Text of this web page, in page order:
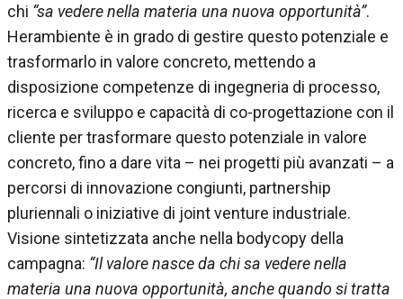
chi “sa vedere nella materia una nuova opportunità”.
Herambiente è in grado di gestire questo potenziale e
trasformarlo in valore concreto, mettendo a
disposizione competenze di ingegneria di processo,
ricerca e sviluppo e capacità di co-progettazione con il
cliente per trasformare questo potenziale in valore
concreto, fino a dare vita – nei progetti più avanzati – a
percorsi di innovazione congiunti, partnership
pluriennali o iniziative di joint venture industriale.
Visione sintetizzata anche nella bodycopy della
campagna: “Il valore nasce da chi sa vedere nella
materia una nuova opportunità, anche quando si tratta